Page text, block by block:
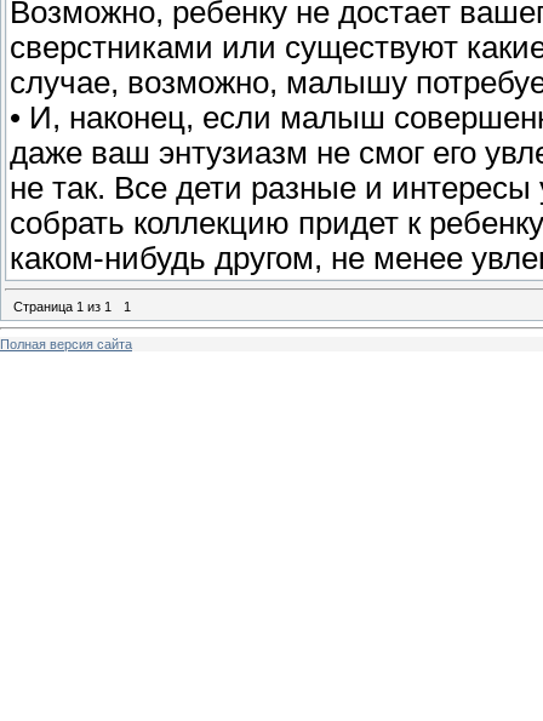
Возможно, ребенку не достает
сверстниками или существуют
случае, возможно, малышу
• И, наконец, если малыш
даже ваш энтузиазм не смог его
не так. Все дети разные и
собрать коллекцию придет к
каком-нибудь другом, не менее
Страница 1 из 1 1
Полная версия сайта